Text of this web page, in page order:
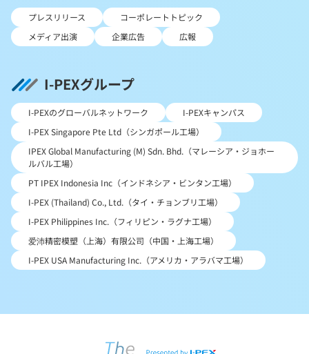
プレスリリース
コーポレートトピック
メディア出演
企業広告 広報
I-PEXグループ
I-PEXのグローバルネットワーク
I-PEXキャンパス
I-PEX Singapore Pte Ltd（シンガポール工場）
IPEX Global Manufacturing (M) Sdn. Bhd.（マレーシア・ジョホー
ルバル工場）
PT IPEX Indonesia Inc（インドネシア・ビンタン工場）
I-PEX (Thailand) Co., Ltd.（タイ・チョンブリ工場）
I-PEX Philippines Inc.（フィリピン・ラグナ工場）
爱沛精密模塑（上海）有限公司（中国・上海工場）
I-PEX USA Manufacturing Inc.（アメリカ・アラバマ工場）